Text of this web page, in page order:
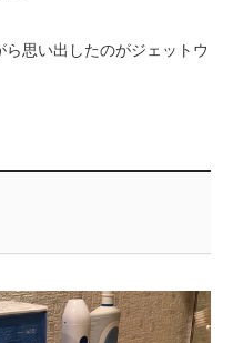
思い出したのがジェットウ